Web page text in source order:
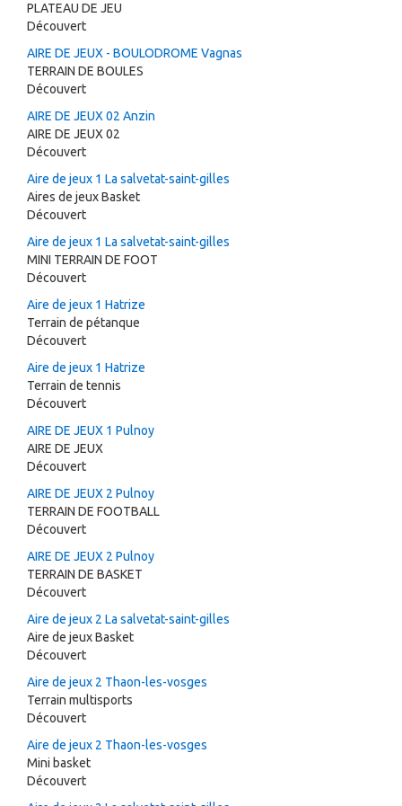
PLATEAU DE JEU
Découvert
AIRE DE JEUX - BOULODROME Vagnas
TERRAIN DE BOULES
Découvert
AIRE DE JEUX 02 Anzin
AIRE DE JEUX 02
Découvert
Aire de jeux 1 La salvetat-saint-gilles
Aires de jeux Basket
Découvert
Aire de jeux 1 La salvetat-saint-gilles
MINI TERRAIN DE FOOT
Découvert
Aire de jeux 1 Hatrize
Terrain de pétanque
Découvert
Aire de jeux 1 Hatrize
Terrain de tennis
Découvert
AIRE DE JEUX 1 Pulnoy
AIRE DE JEUX
Découvert
AIRE DE JEUX 2 Pulnoy
TERRAIN DE FOOTBALL
Découvert
AIRE DE JEUX 2 Pulnoy
TERRAIN DE BASKET
Découvert
Aire de jeux 2 La salvetat-saint-gilles
Aire de jeux Basket
Découvert
Aire de jeux 2 Thaon-les-vosges
Terrain multisports
Découvert
Aire de jeux 2 Thaon-les-vosges
Mini basket
Découvert